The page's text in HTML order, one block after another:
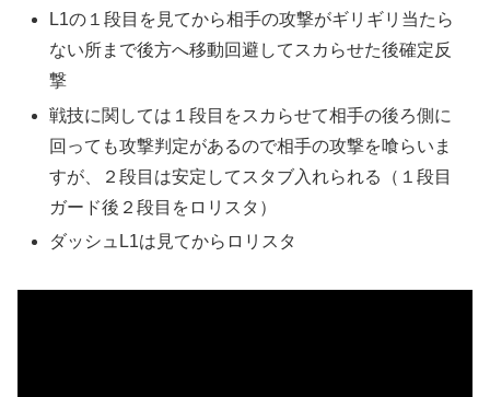
L1の１段目を見てから相手の攻撃がギリギリ当たら
ない所まで後方へ移動回避してスカらせた後確定反
撃
戦技に関しては１段目をスカらせて相手の後ろ側に
回っても攻撃判定があるので相手の攻撃を喰らいま
すが、２段目は安定してスタブ入れられる（１段目
ガード後２段目をロリスタ）
ダッシュL1は見てからロリスタ